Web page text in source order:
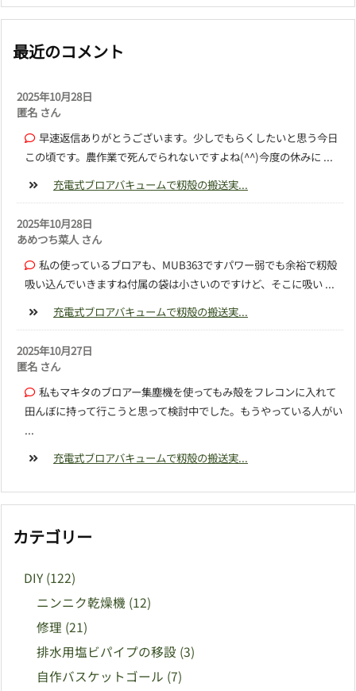
最近のコメント
2025年10月28日
匿名 さん
早速返信ありがとうございます。少しでもらくしたいと思う今日
この頃です。農作業で死んでられないですよね(^^)今度の休みに ...
充電式ブロアバキュームで籾殻の搬送実...
2025年10月28日
あめつち菜人 さん
私の使っているブロアも、MUB363ですパワー弱でも余裕で籾殻
吸い込んでいきますね付属の袋は小さいのですけど、そこに吸い ...
充電式ブロアバキュームで籾殻の搬送実...
2025年10月27日
匿名 さん
私もマキタのブロアー集塵機を使ってもみ殻をフレコンに入れて
田んぼに持って行こうと思って検討中でした。もうやっている人がい
...
充電式ブロアバキュームで籾殻の搬送実...
カテゴリー
DIY (122)
ニンニク乾燥機 (12)
修理 (21)
排水用塩ビパイプの移設 (3)
自作バスケットゴール (7)